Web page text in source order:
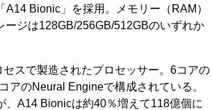
Bionic」を採用。メモリー（RAM）
ジは128GB/256GB/512GBのいずれか
スで製造されたプロセッサー。6コアの
のNeural Engineで構成されている。
A14 Bionicは約40％増えて118億個に